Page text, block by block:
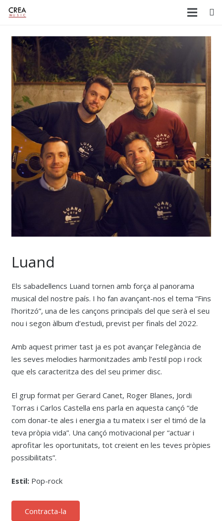
Luand
Els sabadellencs Luand tornen amb força al panorama
musical del nostre país. I ho fan avançant-nos el tema “Fins
l’horitzó”, una de les cançons principals del que serà el seu
nou i segon àlbum d’estudi, previst per finals del 2022.
Amb aquest primer tast ja es pot avançar l’elegància de
les seves melodies harmonitzades amb l’estil pop i rock
que els caracteritza des del seu primer disc.
El grup format per Gerard Canet, Roger Blanes, Jordi
Torras i Carlos Castella ens parla en aquesta cançó “de
com donar-te ales i energia a tu mateix i ser el timó de la
teva pròpia vida”. Una cançó motivacional per “actuar i
aprofitar les oportunitats, tot creient en les teves pròpies
possibilitats”.
Estil:Pop-rock
Contracta-la